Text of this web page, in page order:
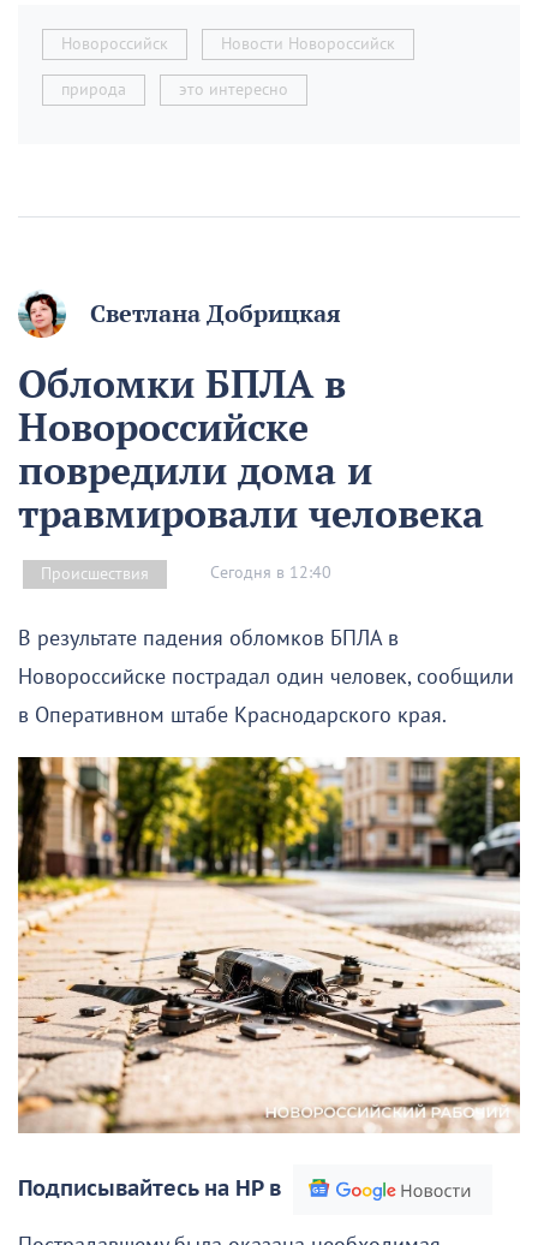
Новороссийск Новости Новороссийск
природа это интересно
Светлана Добрицкая
Обломки БПЛА в
Новороссийске
повредили дома и
травмировали человека
Происшествия Сегодня в 12:40
В результате падения обломков БПЛА в
Новороссийске пострадал один человек, сообщили
в Оперативном штабе Краснодарского края.
Подписывайтесь на НР в